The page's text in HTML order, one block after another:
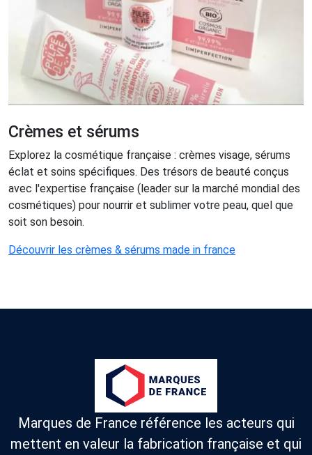
Crèmes et sérums
Explorez la cosmétique française : crèmes visage, sérums
éclat et soins spécifiques. Des trésors de beauté conçus
avec l'expertise française (leader sur la marché mondial des
cosmétiques) pour nourrir et sublimer votre peau, quel que
soit son besoin.
Découvrir les crèmes & sérums made in france
Marques de France référence les acteurs qui
mettent en valeur la fabrication française et qui